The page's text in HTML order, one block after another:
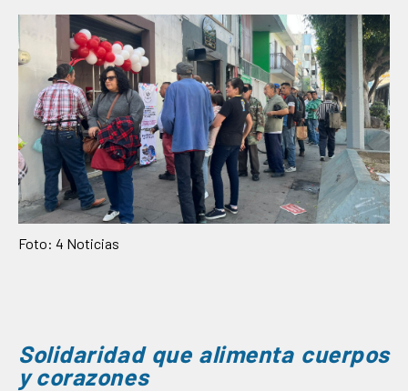
Foto: 4 Noticias
Solidaridad que alimenta cuerpos
y corazones